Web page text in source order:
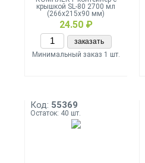
крышкой SL-80 2700 мл
(266х215х90 мм)
24.50 ₽
заказать
Минимальный заказ 1 шт.
Код: 55369
Остаток: 40 шт.